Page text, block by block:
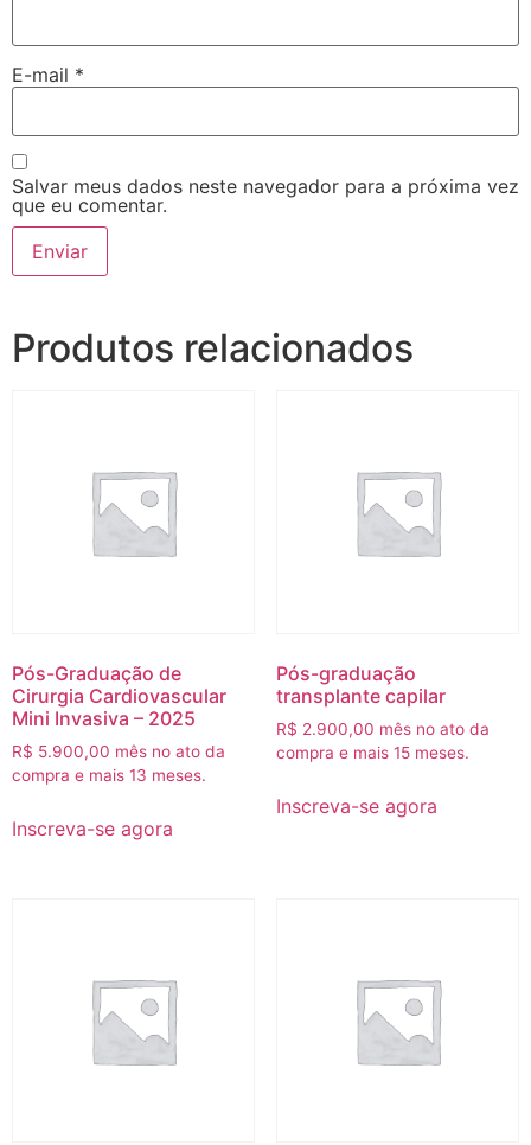
E-mail *
Salvar meus dados neste navegador para a próxima vez
que eu comentar.
Produtos relacionados
Pós-Graduação de
Cirurgia Cardiovascular
Mini Invasiva – 2025
R$ 5.900,00 mês no ato da
compra e mais 13 meses.
Inscreva-se agora
Pós-graduação
transplante capilar
R$ 2.900,00 mês no ato da
compra e mais 15 meses.
Inscreva-se agora